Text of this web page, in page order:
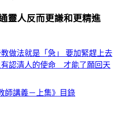
靈人反而更謙和更精進
教做法就是「急」 要加緊趕上去
有認清人的使命 才能了願回天
師講義－上集》目錄